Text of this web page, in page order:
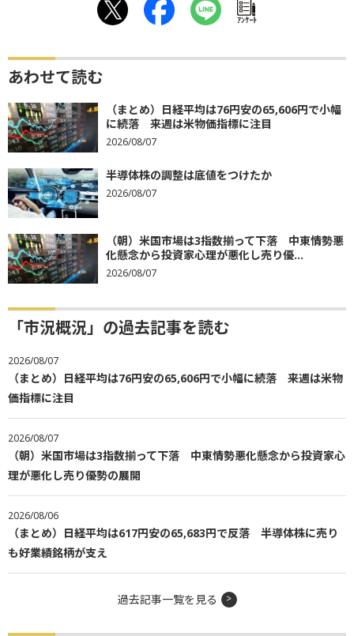
ｱﾝｹｰﾄ
あわせて読む
（まとめ）日経平均は76円安の65,606円で小幅
に続落 来週は米物価指標に注目
2026/08/07
半導体株の調整は底値をつけたか
2026/08/07
（朝）米国市場は3指数揃って下落 中東情勢悪
化懸念から投資家心理が悪化し売り優...
2026/08/07
「市況概況」の過去記事を読む
2026/08/07
（まとめ）日経平均は76円安の65,606円で小幅に続落 来週は米物
価指標に注目
2026/08/07
（朝）米国市場は3指数揃って下落 中東情勢悪化懸念から投資家心
理が悪化し売り優勢の展開
2026/08/06
（まとめ）日経平均は617円安の65,683円で反落 半導体株に売り
も好業績銘柄が支え
過去記事一覧を見る